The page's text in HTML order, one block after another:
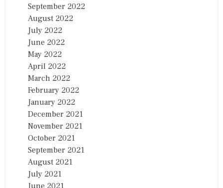
September 2022
August 2022
July 2022
June 2022
May 2022
April 2022
March 2022
February 2022
January 2022
December 2021
November 2021
October 2021
September 2021
August 2021
July 2021
June 2021